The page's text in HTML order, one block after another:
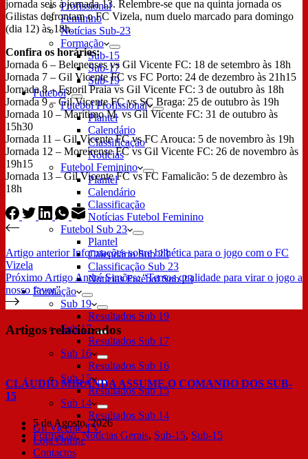
Profissional
Feminino
Notícias Sub-23
Formação
Sub-15
Sub-17
Sub-19
Futebol
Futebol Profissional
Plantel
Calendário
Classificação
Notícias
Futebol Feminino
Plantel
Calendário
Classificação
Notícias Futebol Feminino
Futebol Sub 23
Plantel
Calendário Sub 23
Classificação Sub 23
Notícias Futebol Sub 23
Formação
Sub 19
Resultados Sub 19
Sub 17
Resultados Sub 17
Sub 16
Resultados Sub 16
Sub 15
Resultados Sub 15
Sub 14
Resultados Sub 14
Gil Vicente TV
Loja Online
Contactos
jornada seis à jornada 13. Relembre-se que na quinta jornada os
Gilistas defrontam o FC Vizela, num duelo marcado para domingo
(dia 12) às 18h.
Confira os horários:
Jornada 6 – Belenenses vs Gil Vicente FC: 18 de setembro às 18h
Jornada 7 – Gil Vicente FC vs FC Porto: 24 de dezembro às 21h15
Jornada 8 – Estoril Praia vs Gil Vicente FC: 3 de outubro às 18h
Jornada 9 – Gil Vicente FC vs SC Braga: 25 de outubro às 19h
Jornada 10 – Marítimo M. vs Gil Vicente FC: 31 de outubro às
15h30
Jornada 11 – Gil Vicente FC vs FC Arouca: 5 de novembro às 19h
Jornada 12 – Moreirense FC vs Gil Vicente FC: 26 de novembro às
19h15
Jornada 13 – Gil Vicente FC vs FC Famalicão: 5 de dezembro às
18h
Artigo anteriorInformações sobre bilhética para o jogo com o FC
Vizela
Próximo Artigo André Simões: “Temos qualidade para virar o jogo a
nosso favor”
Artigos relacionados
CLÁUDIO MIRANDA ASSUME O COMANDO DOS SUB-
15
5 de Agosto, 2026
Formação,Notícias Gerais, Sub-15, Sub-15